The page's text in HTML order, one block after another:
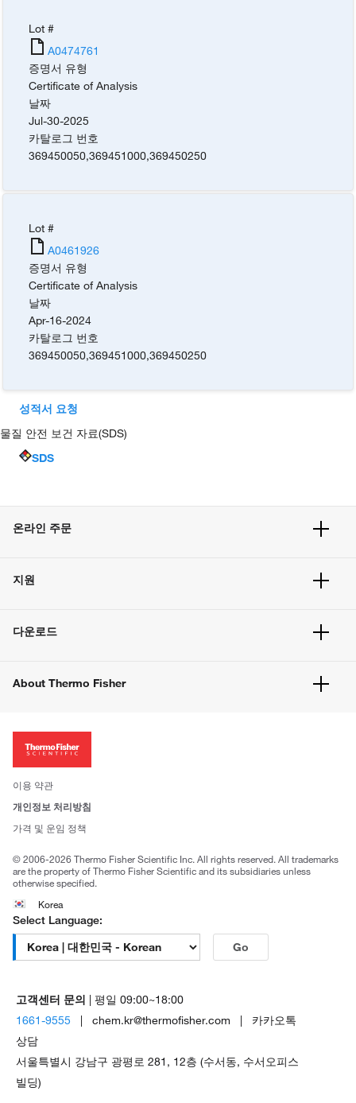
Lot #
A0474761
증명서 유형
Certificate of Analysis
날짜
Jul-30-2025
카탈로그 번호
369450050,369451000,369450250
Lot #
A0461926
증명서 유형
Certificate of Analysis
날짜
Apr-16-2024
카탈로그 번호
369450050,369451000,369450250
성적서 요청
물질 안전 보건 자료(SDS)
SDS
온라인 주문
주문 방법
벌크 주문
지원
고객 센터
웹사이트 개선사항
다운로드
About Thermo Fisher
투자자
사회적 책임
브랜드
이용 약관
개인정보 처리방침
가격 및 운임 정책
© 2006-2026 Thermo Fisher Scientific Inc. All rights reserved. All trademarks
are the property of Thermo Fisher Scientific and its subsidiaries unless
otherwise specified.
Korea
Select Language:
Go
고객센터 문의
| 평일 09:00~18:00
1661-9555 | chem.kr@thermofisher.com | 카카오톡
상담
서울특별시 강남구 광평로 281, 12층 (수서동, 수서오피스
빌딩)